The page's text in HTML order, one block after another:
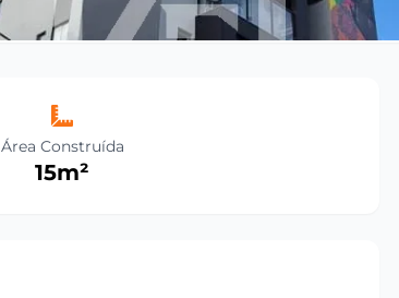
Área Construída
15m²